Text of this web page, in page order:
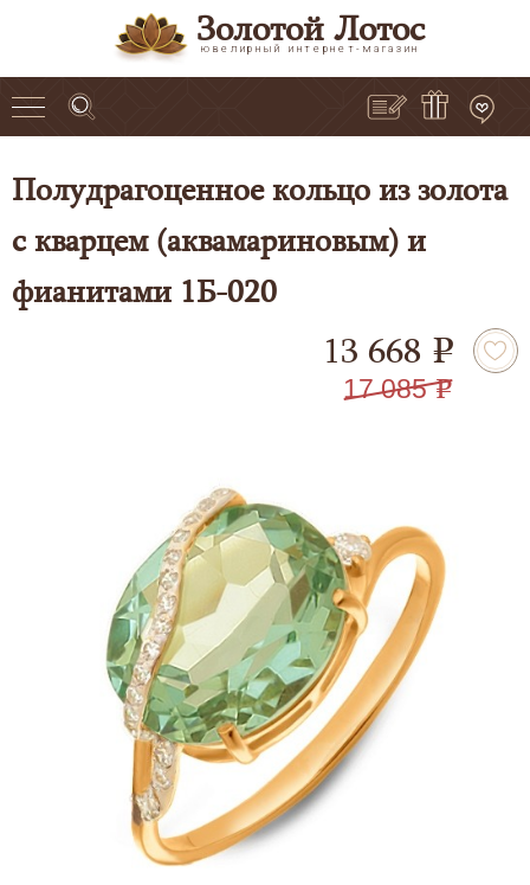
Золотой Лотос
ювелирный интернет-магазин
Полудрагоценное кольцо из золота
с кварцем (аквамариновым) и
фианитами 1Б-020
13 668 e
17 085 e